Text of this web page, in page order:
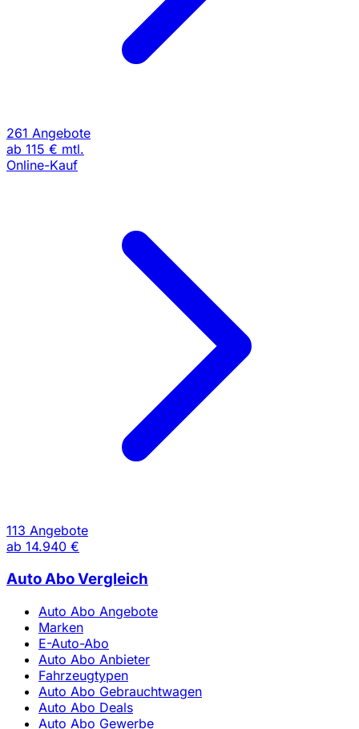
261 Angebote
ab 115 € mtl.
Online-Kauf
113 Angebote
ab 14.940 €
Auto Abo Vergleich
Auto Abo Angebote
Marken
E-Auto-Abo
Auto Abo Anbieter
Fahrzeugtypen
Auto Abo Gebrauchtwagen
Auto Abo Deals
Auto Abo Gewerbe